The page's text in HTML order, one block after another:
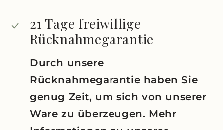
21 Tage freiwillige
Rücknahmegarantie
Durch unsere
Rücknahmegarantie haben Sie
genug Zeit, um sich von unserer
Ware zu überzeugen. Mehr